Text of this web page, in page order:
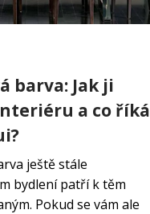
barva: Jak ji
a co říká
ještě stále
bydlení patří k těm
Pokud se vám ale